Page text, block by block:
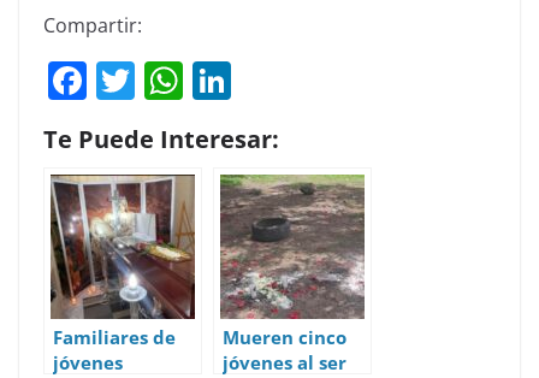
Compartir:
F
a
c
e
b
o
o
k
T
w
itt
er
W
h
at
s
A
p
p
k
e
dI
n
Te Puede Interesar:
Familiares de
jóvenes
Mueren cinco
jóvenes al ser